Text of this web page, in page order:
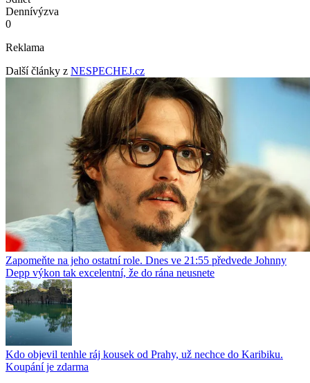
Dennívýzva
0
Reklama
Další články z NESPECHEJ.cz
Zapomeňte na jeho ostatní role. Dnes ve 21:55 předvede Johnny
Depp výkon tak excelentní, že do rána neusnete
Kdo objevil tenhle ráj kousek od Prahy, už nechce do Karibiku.
Koupání je zdarma